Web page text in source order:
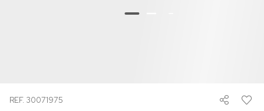
REF. 30071975